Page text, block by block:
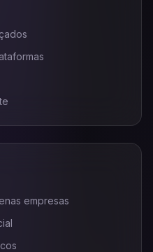
empresas